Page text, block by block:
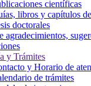
científicas
libros y capítulos
doctorales
agradecimientos,
y Trámites
y Horario de
de trámites